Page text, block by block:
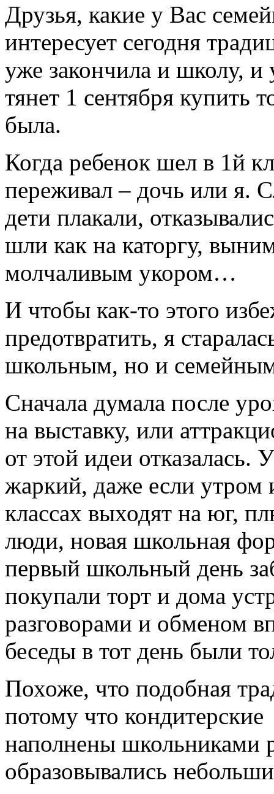
Друзья, какие у Вас
интересует сегодня
уже закончила и школу, и
тянет 1 сентября купить
была.
Когда ребенок шел в 1й
переживал – дочь или я.
дети плакали,
шли как на каторгу,
молчаливым укором…
И чтобы как-то этого
предотвратить, я
школьным, но и
Сначала думала после
на выставку, или
от этой идеи отказалась.
жаркий, даже если утром
классах выходят на юг,
люди, новая школьная
первый школьный день
покупали торт и дома
разговорами и обменом
беседы в тот день были
Похоже, что подобная
потому что
наполнены школьниками
образовывались